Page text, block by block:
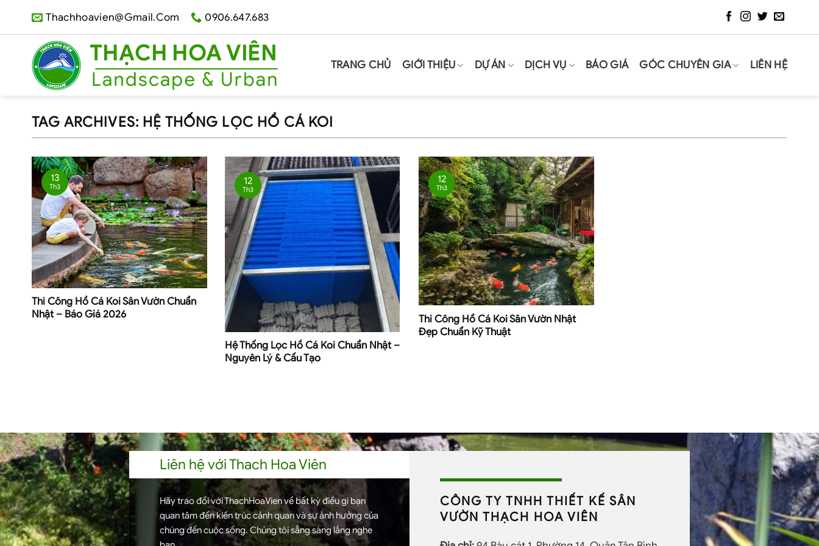
content
Thachhoavien@gmail.com 0906.647.683
TRANG CHỦ GIỚI THIỆU DỰ ÁN DỊCH VỤ BÁO GIÁ GÓC CHUYÊN GIA LIÊN HỆ
TAG ARCHIVES: HỆ THỐNG LỌC HỒ CÁ KOI
Thi Công Hồ Cá Koi Sân Vườn Chuẩn
Nhật – Báo Giá 2026
13
Th3
Hệ Thống Lọc Hồ Cá Koi Chuẩn Nhật –
Nguyên Lý & Cấu Tạo
12
Th3
Thi Công Hồ Cá Koi Sân Vườn Nhật
Đẹp Chuẩn Kỹ Thuật
12
Th3
Liên hệ với Thach Hoa Viên
Hãy trao đổi với ThachHoaVien về bất kỳ điều gì bạn
quan tâm đến kiến trúc cảnh quan và sự ảnh hưởng của
chúng đến cuộc sống. Chúng tôi sẵng sàng lắng nghe
CÔNG TY TNHH THIẾT KẾ SÂN
VƯỜN THẠCH HOA VIÊN